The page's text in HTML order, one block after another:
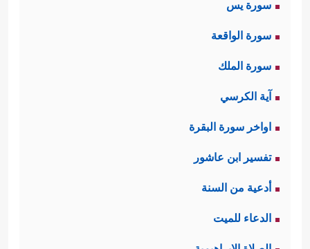
سورة يس
سورة الواقعة
سورة الملك
آية الكرسي
اواخر سورة البقرة
تفسير ابن عاشور
أدعية من السنة
الدعاء للميت